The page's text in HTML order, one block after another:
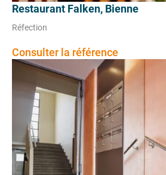
Restaurant Falken, Bienne
Réfection
Consulter la référence